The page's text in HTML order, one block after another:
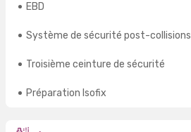
EBD
Système de sécurité post-collisions
Troisième ceinture de sécurité
Préparation Isofix